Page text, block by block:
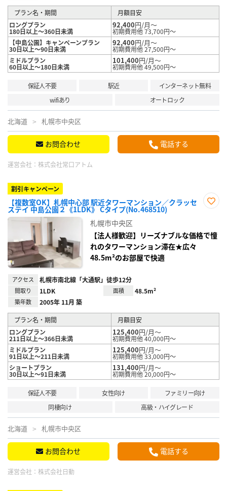
プラン名・期間
月額目安
ロングプラン
180日以上～360日未満
92,400円/月～
初期費用他 73,700円～
【中島公園】キャンペーンプラン
30日以上～90日未満
92,400円/月～
初期費用他 27,500円～
ミドルプラン
60日以上～180日未満
101,400円/月～
初期費用他 49,500円～
保証人不要 駅近
インターネット無料
wifiあり
オートロック
北海道 札幌市中央区
お問合わせ 電話する
運営会社： 株式会社常口アトム
割引キャンペーン
【複数室OK】札幌中心部 駅近タワーマンション／クラッセ
ステイ 中島公園２《1LDK》 Cタイプ(No.468510)
録
札幌市中央区
【法人様歓迎】リーズナブルな価格で憧
れのタワーマンション滞在★広々
48.5m²のお部屋で快適
アクセス 札幌市南北線「大通駅」徒歩12分
間取り 1LDK 面積 48.5m²
築年数 2005年 11月 築
プラン名・期間
月額目安
ロングプラン
211日以上～366日未満
125,400円/月～
初期費用他 40,000円～
ミドルプラン
91日以上～211日未満
125,400円/月～
初期費用他 33,000円～
ショートプラン
30日以上～91日未満
131,400円/月～
初期費用他 20,000円～
保証人不要 女性向け
ファミリー向け
同棲向け
高級・ハイグレード
北海道 札幌市中央区
お問合わせ 電話する
運営会社： 株式会社日動